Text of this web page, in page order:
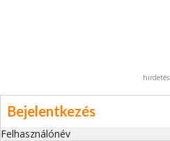
hirdetés
Bejelentkezés
Felhasználónév